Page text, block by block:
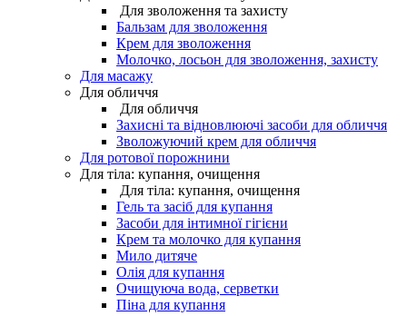
Для зволоження та захисту
Бальзам для зволоження
Крем для зволоження
Молочко, лосьон для зволоження, захисту
Для масажу
Для обличчя
Для обличчя
Захисні та відновлюючі засоби для обличчя
Зволожуючий крем для обличчя
Для ротової порожнини
Для тіла: купання, очищення
Для тіла: купання, очищення
Гель та засіб для купання
Засоби для інтимної гігієни
Крем та молочко для купання
Мило дитяче
Олія для купання
Очищуюча вода, серветки
Піна для купання